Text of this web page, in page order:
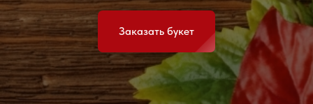
Заказать букет